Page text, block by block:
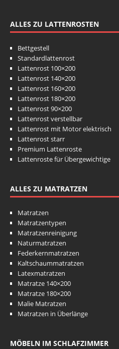
ALLES ZU LATTENROSTEN
Bettgestell
Standardlattenrost
Lattenrost 100×200
Lattenrost 140×200
Lattenrost 160×200
Lattenrost 180×200
Lattenrost 90×200
Lattenrost verstellbar
Lattenrost mit Motor elektrisch
Lattenrost starr
Premium Lattenroste
Lattenroste für Übergewichtige
ALLES ZU MATRATZEN
Matratzen
Matratzentypen
Matratzenreinigung
Naturmatratzen
Federkernmatratzen
Kaltschaummatratzen
Latexmatratzen
Matratze 140×200
Matratze 180×200
Malie Matratzen
Matratzen in Überlänge
MÖBELN IM SCHLAFZIMMER